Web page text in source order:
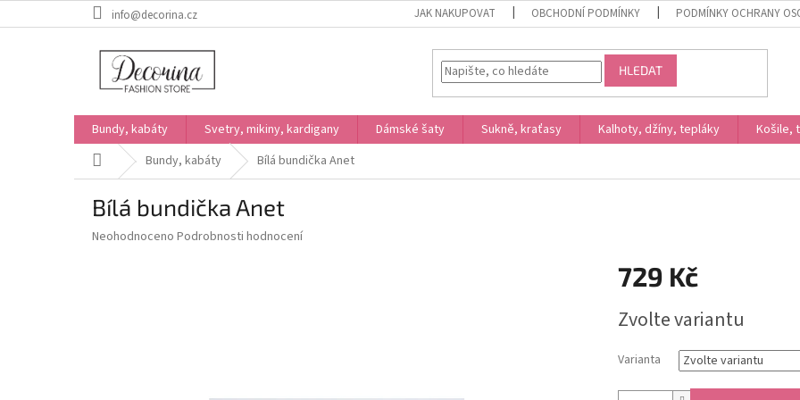
na
info@decorina.cz JAK NAKUPOVAT OBCHODNÍ PODMÍNKY PODMÍNKY OCHRANY
HLEDAT
Bundy, kabáty Svetry, mikiny, kardigany Dámské šaty Sukně, kraťasy Kalhoty, džíny, tepláky Košile,
Domů Bundy, kabáty Bílá bundička Anet
Bílá bundička Anet
Průměrné
Neohodnoceno Podrobnosti hodnocení
729 Kč
cena:
Zvolte variantu
Varianta